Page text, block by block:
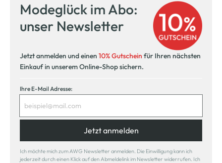
Modeglück im Abo:
unser Newsletter
Jetzt anmelden und einen 10% Gutschein für Ihren nächsten
Einkauf in unserem Online-Shop sichern.
Ihre E-Mail Adresse:
Jetzt anmelden
Ich möchte mich zum AWG Newsletter anmelden. Die Einwilligung kann ich
jederzeit durch einen Klick auf den Abmeldelink im Newsletter widerrufen. Ich